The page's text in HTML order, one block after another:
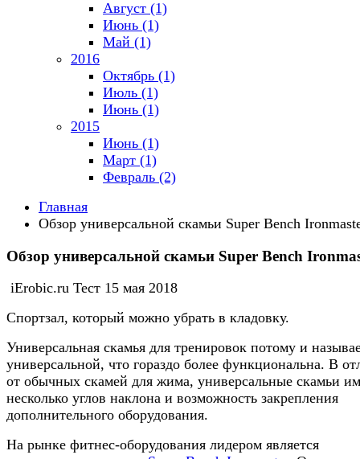
Август (1)
Июнь (1)
Май (1)
2016
Октябрь (1)
Июль (1)
Июнь (1)
2015
Июнь (1)
Март (1)
Февраль (2)
Главная
Обзор универсальной скамьи Super Bench
Обзор универсальной скамьи Super Bench
iErobic.ru Тест 15 мая 2018
Спортзал, который можно убрать в кладовку.
Универсальная скамья для тренировок потому и
универсальной, что гораздо более функциональна. В
от обычных скамей для жима, универсальные скамьи
несколько углов наклона и возможность закрепления
дополнительного оборудования.
На рынке фитнес-оборудования лидером является